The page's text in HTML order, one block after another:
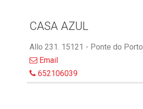
CASA AZUL
Allo 231. 15121 - Ponte do Porto
Email
652106039